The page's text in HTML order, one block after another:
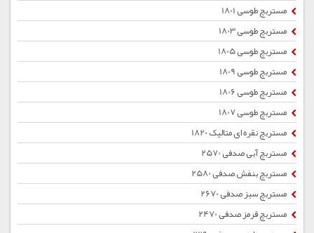
مستربچ طوسی 1801
مستربچ طوسی 1803
مستربچ طوسی 1805
مستربچ طوسی 1809
مستربچ طوسی 1806
مستربچ طوسی 1807
مستربچ نقره ای متالیک 1820
مستربچ آبی صدفی 2570
مستربچ بنفش صدفی 2580
مستربچ سبز صدفی 2670
مستربچ قرمز صدفی 2470